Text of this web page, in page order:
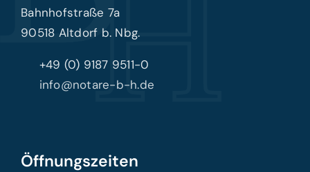
Bahnhofstraße 7a
90518 Altdorf b. Nbg.
+49 (0) 9187 9511-0
info@notare-b-h.de
Öffnungszeiten